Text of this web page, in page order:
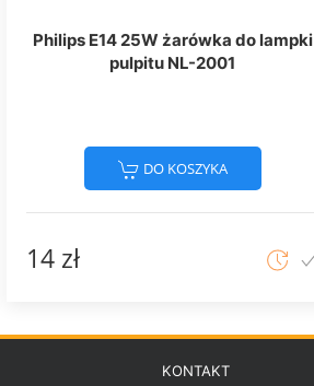
Philips E14 25W żarówka do lampki
pulpitu NL-2001
DO KOSZYKA
14 zł
KONTAKT